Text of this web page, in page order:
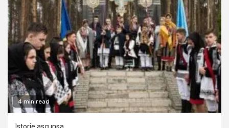
4 min read